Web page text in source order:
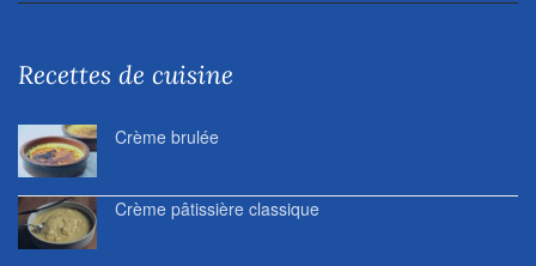
Recettes de cuisine
Crème brulée
Crème pâtissière classique